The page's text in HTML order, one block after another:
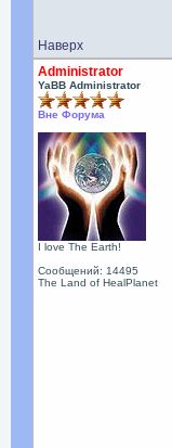
Наверх
Administrator
YaBB Administrator
Вне Форума
I love The Earth!
Сообщений: 14495
The Land of HealPlanet